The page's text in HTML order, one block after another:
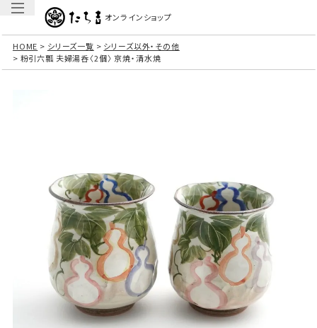
オンラインショップ
HOME シリーズ一覧
シリーズ以外・その他
粉引六瓢 夫婦湯呑〈2個〉 京焼・清水焼